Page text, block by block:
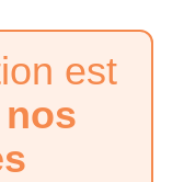
est